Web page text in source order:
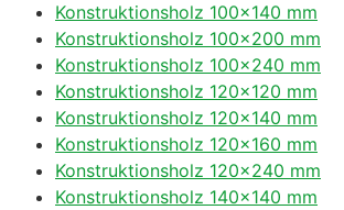
Konstruktionsholz 100×140 mm
Konstruktionsholz 100×200 mm
Konstruktionsholz 100×240 mm
Konstruktionsholz 120×120 mm
Konstruktionsholz 120×140 mm
Konstruktionsholz 120×160 mm
Konstruktionsholz 120×240 mm
Konstruktionsholz 140×140 mm